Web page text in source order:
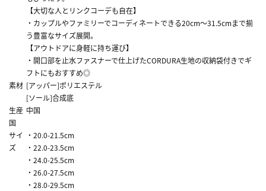
【大切な人とリンクコーデも自在】
・カップルやファミリーでコーディネートできる20cm～31.5cmまで揃
う豊富なサイズ展開。
【アウトドアに身軽に持ち運び】
・開口部を止水ファスナーで仕上げたCORDURA生地の収納袋付きでギ
フトにもおすすめ◎
素材 [アッパー]ポリエステル
[ソール]合成底
生産
国
中国
サイ
ズ
・20.0-21.5cm
・22.0-23.5cm
・24.0-25.5cm
・26.0-27.5cm
・28.0-29.5cm